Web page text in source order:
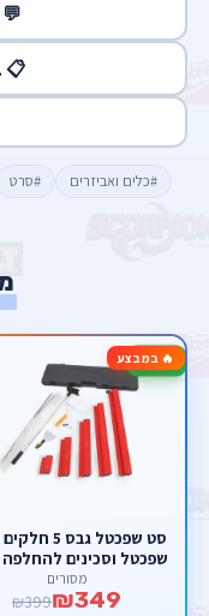
📋
#כלים ואביזרים #סרט
🔥 במבצע-13%
סט שפכטל גבס 5
שפכטל וסכינים
סקורפיון
מסורים
₪349
₪399